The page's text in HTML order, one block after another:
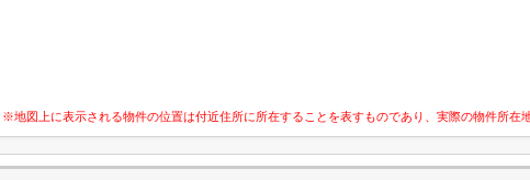
※地図上に表示される物件の位置は付近住所に所在することを表すものであり、実際の物件所在